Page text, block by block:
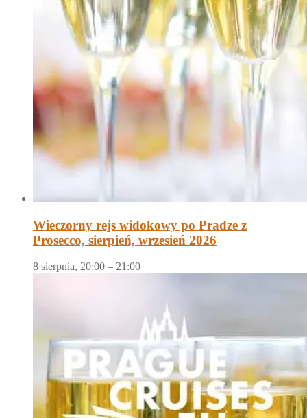
Wieczorny rejs widokowy po Pradze z
Prosecco, sierpień, wrzesień 2026
8 sierpnia, 20:00 – 21:00